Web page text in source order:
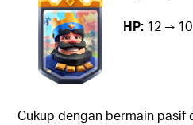
HP: 12 →
Cukup dengan bermain pasif